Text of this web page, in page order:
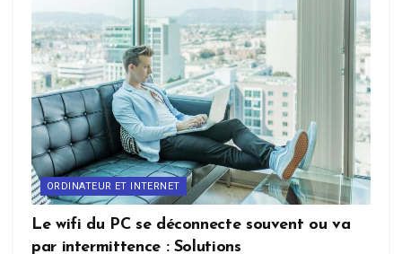
ORDINATEUR ET INTERNET
Le wifi du PC se déconnecte souvent ou va
par intermittence : Solutions